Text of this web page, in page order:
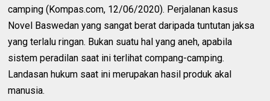
camping (Kompas.com, 12/06/2020). Perjalanan kasus
Novel Baswedan yang sangat berat daripada tuntutan jaksa
yang terlalu ringan. Bukan suatu hal yang aneh, apabila
sistem peradilan saat ini terlihat compang-camping.
Landasan hukum saat ini merupakan hasil produk akal
manusia.